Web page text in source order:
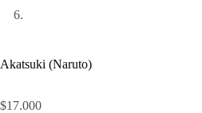
Akatsuki (Naruto)
$17.000